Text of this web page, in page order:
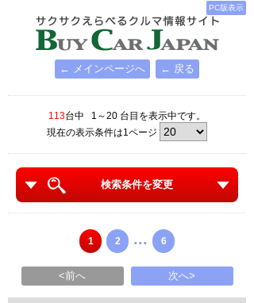
PC版表示
← メインページへ ← 戻る
113台中 1～20 台目を表示中です。
現在の表示条件は1ページ
検索条件を変更
1 2 ... 6
<前へ 次へ>